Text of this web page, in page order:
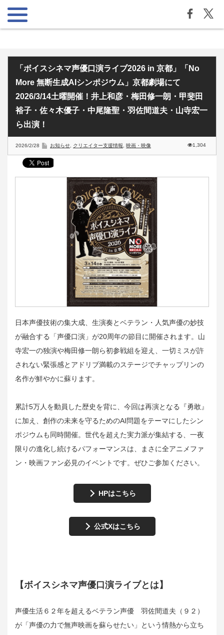
「ボイスシネマ声優口演ライブ2026 in 京都」「No
More 無断生成AIシンポジウム」京都劇場にて
2026/3/14土曜開催！井上和彦・梅田修一朗・甲斐田
裕子・佐々木優子・中尾隆聖・羽佐間道夫・山寺宏一
ら出演！
2026/2/28 お知らせ クリエイター支援情報 映画・映像 1,304
日本声優技術の集大成、生演奏とベテラン・人気声優の妙技
が融合する「声優口演」が20周年の節目に開催されます。山
寺宏一の独演や梅田修一朗ら初参戦組を迎え、一切ミスが許
されない緊張感とアドリブ満載のステージでチャップリンの
名作が鮮やかに蘇ります。
累計5万人を動員した歴史を背に、今回は再演となる『勇敢』
に加え、創作の未来を守るためのAI問題をテーマにしたシン
ポジウムも同時開催。世代を超えた実力派が集結する、一夜
限りの進化し続けるパフォーマンスは、まさに全アニメファ
ン・映画ファン必見のイベントです。ぜひご参加ください。
HPはこちら
公式Xはこちら
【ボイスシネマ声優口演ライブとは】
声優生活６２年を超えるベテラン声優 羽佐間道夫（９２）
が「声優の力で無声映画を蘇らせたい」という情熱から立ち